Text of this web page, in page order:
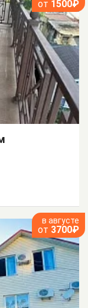
от 1500₽
в августе
от 3700₽